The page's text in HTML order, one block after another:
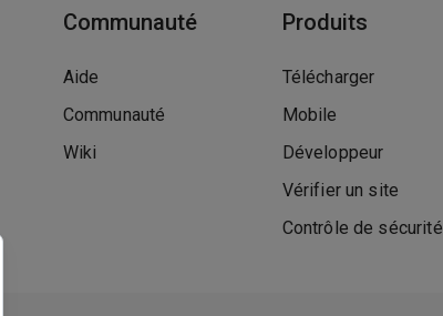
Communauté
Aide
Communauté
Wiki
Produits
Télécharger
Mobile
Développeur
Vérifier un site
Contrôle de sécurité